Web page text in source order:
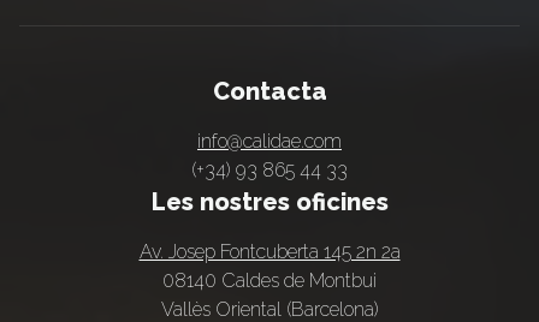
Contacta
info@calidae.com
(+34) 93 865 44 33
Les nostres oficines
Av. Josep Fontcuberta 145 2n 2a
08140 Caldes de Montbui
Vallès Oriental (Barcelona)